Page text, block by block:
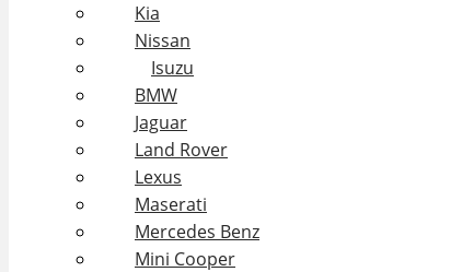
Kia
Nissan
Isuzu
BMW
Jaguar
Land Rover
Lexus
Maserati
Mercedes Benz
Mini Cooper